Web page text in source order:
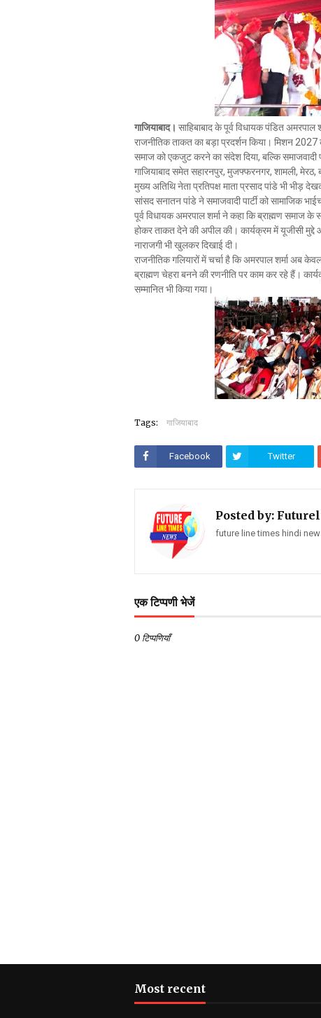
गाजियाबाद। साहिबाबाद के पूर्व विधायक पंडित
राजनीतिक ताकत का बड़ा प्रदर्शन किया। मिशन
समाज को एकजुट करने का संदेश दिया, बल्कि समाजवादी
गाजियाबाद समेत सहारनपुर, मुजफ्फरनगर, शामली,
मुख्य अतिथि नेता प्रतिपक्ष माता प्रसाद पांडे भी
सांसद सनातन पांडे ने समाजवादी पार्टी को सामाजिक
पूर्व विधायक अमरपाल शर्मा ने कहा कि ब्राह्मण समाज
होकर ताकत देने की अपील की। कार्यक्रम में यूजीसी
नाराजगी भी खुलकर दिखाई दी।
राजनीतिक गलियारों में चर्चा है कि अमरपाल शर्मा अब
ब्राह्मण चेहरा बनने की रणनीति पर काम कर रहे हैं।
सम्मानित भी किया गया।
Tags: गाजियाबाद
Facebook Twitter
Posted by:
future line times hindi
एक टिप्पणी भेजें
0 टिप्पणियाँ
Most recent